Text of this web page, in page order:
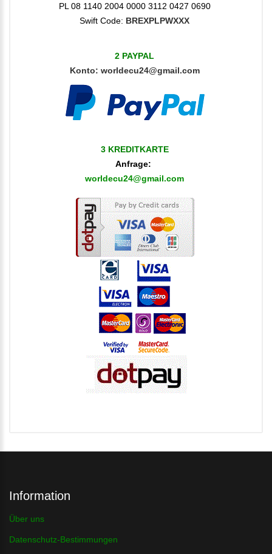
PL 08 1140 2004 0000 3112 0427 0690
Swift Code: BREXPLPWXXX
2 PAYPAL
Konto: worldecu24@gmail.com
3 KREDITKARTE
Anfrage:
worldecu24@gmail.com
Information
Über uns
Datenschutz-Bestimmungen